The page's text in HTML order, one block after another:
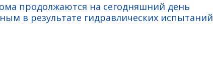
продолжаются на сегодняшний день
в результате гидравлических испытаний